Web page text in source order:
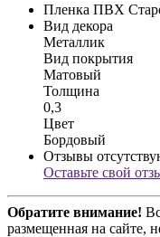
Пленка ПВХ
Вид декора
Металлик
Вид покрытия
Матовый
Толщина
0,3
Цвет
Бордовый
Отзывы
Оставьте свой
Обратите внимание!
размещенная на сайте,